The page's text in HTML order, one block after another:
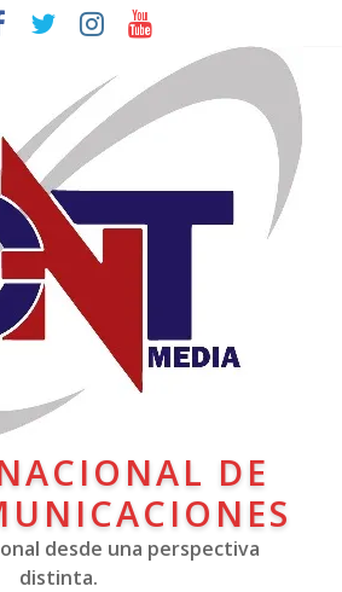
DE
desde una perspectiva
distinta.